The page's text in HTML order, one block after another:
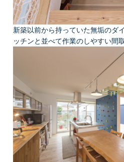
新築以前から持っていた無垢のダ
ッチンと並べて作業のしやすい間